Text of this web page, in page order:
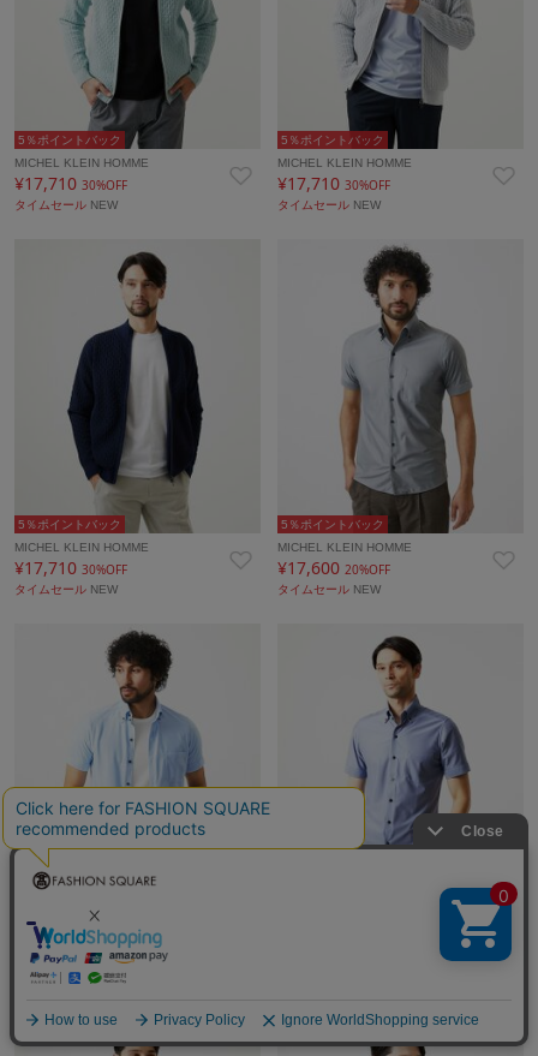
5％ポイントバック
MICHEL KLEIN HOMME
¥17,710 30%OFF
タイムセール NEW
5％ポイントバック
MICHEL KLEIN HOMME
¥17,710 30%OFF
タイムセール NEW
5％ポイントバック
MICHEL KLEIN HOMME
¥17,710 30%OFF
タイムセール NEW
5％ポイントバック
MICHEL KLEIN HOMME
¥17,60020%OFF
タイムセール NEW
5％ポイントバック
MICHEL KLEIN HOMME
¥17,600 20%OFF
タイムセールNEW